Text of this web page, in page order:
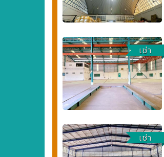
เช่า
เช่า